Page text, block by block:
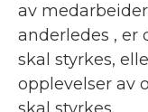
av
anderledes , er
skal styrkes,
opplevelser av